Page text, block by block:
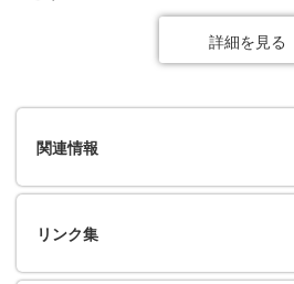
詳細を見る
関連情報
リンク集